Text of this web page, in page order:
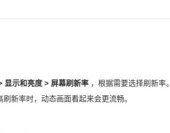
显示和亮度> 屏幕刷新率 ，根据需要选择刷新率。
刷新率时，动态画面看起来会更流畅。